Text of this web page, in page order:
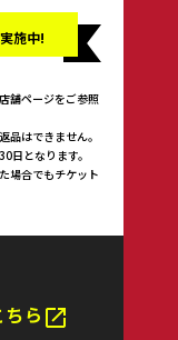
施中!
舗ページをご参照
品はできません。
日となります。
場合でもチケット
ちら